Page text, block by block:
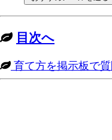
目次へ
育て方を掲示板で